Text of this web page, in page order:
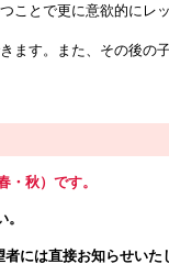
ことで更に意欲的にレ
ます。また、その後の
秋）です。
者には直接お知らせいた